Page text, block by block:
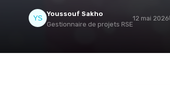
Youssouf Sakho
Gestionnaire de projets RSE
12 mai 2026